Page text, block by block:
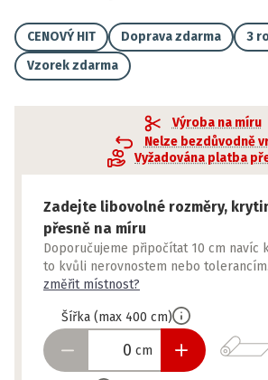
CENOVÝ HIT Doprava zdarma
3
Vzorek zdarma
Výroba na míru
Nelze bezdůvodně
Vyžadována platba
Zadejte libovolné rozměry,
přesně na míru
Doporučujeme připočítat 10 cm navíc
to kvůli nerovnostem nebo tolerancím.
změřit místnost?
Šířka (max 400 cm)
cm